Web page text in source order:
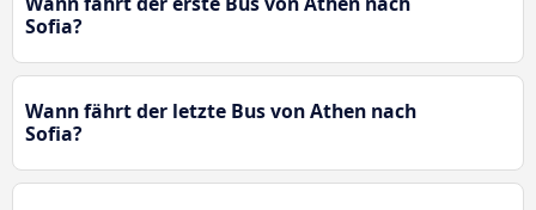
Sofia?
Wann fährt der letzte Bus von Athen nach
Sofia?